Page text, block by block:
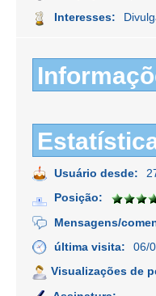
Interesses:
Usuário desde:
Posição:
Mensagens/
última visita:
06/
Visualizações de